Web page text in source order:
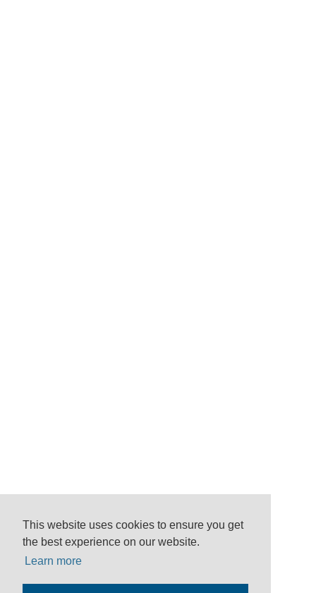
This website uses cookies to ensure you get
the best experience on our website.
Learn more